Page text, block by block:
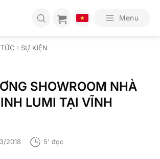
Menu
SỰ KIỆN
SHOWROOM NHÀ
LUMI TẠI VĨNH
2018 5' đọc